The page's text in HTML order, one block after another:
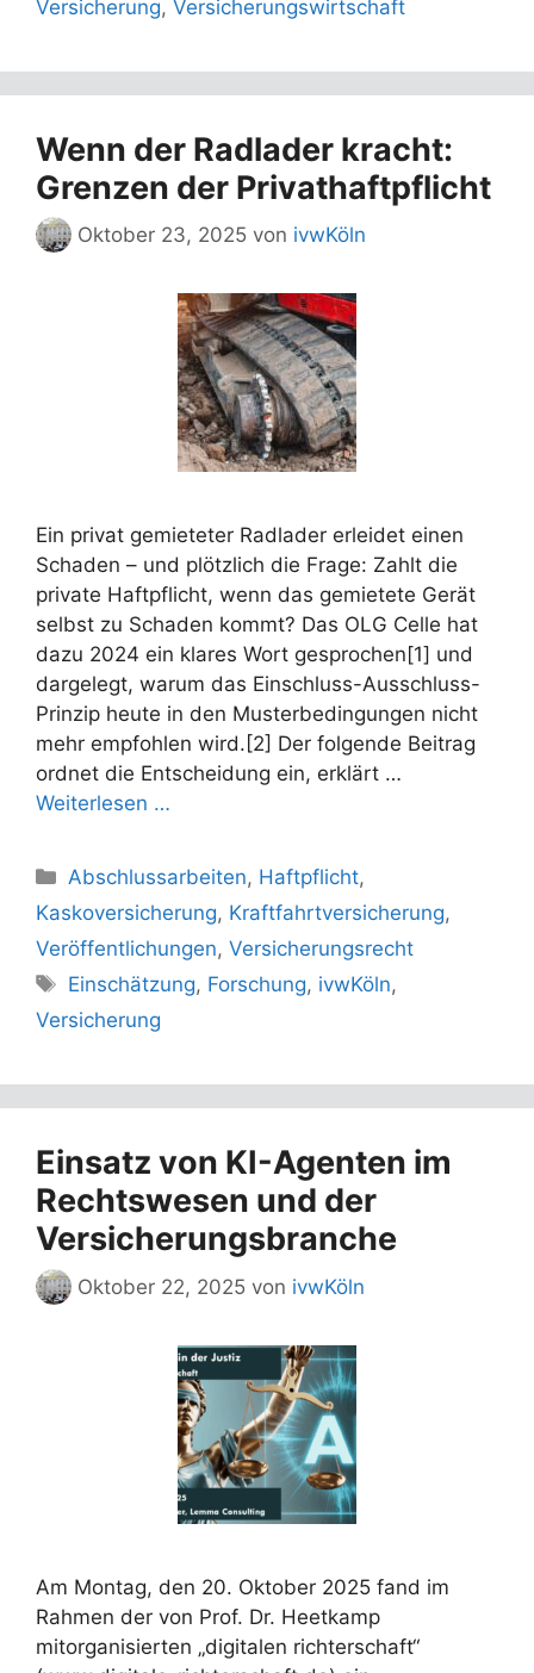
Versicherung, Versicherungswirtschaft
Wenn der Radlader kracht:
Grenzen der Privathaftpflicht
Oktober 23, 2025 von ivwKöln
Ein privat gemieteter Radlader erleidet einen
Schaden – und plötzlich die Frage: Zahlt die
private Haftpflicht, wenn das gemietete Gerät
selbst zu Schaden kommt? Das OLG Celle hat
dazu 2024 ein klares Wort gesprochen[1] und
dargelegt, warum das Einschluss-Ausschluss-
Prinzip heute in den Musterbedingungen nicht
mehr empfohlen wird.[2] Der folgende Beitrag
ordnet die Entscheidung ein, erklärt …
Weiterlesen …
Kategorien
Abschlussarbeiten, Haftpflicht,
Kaskoversicherung, Kraftfahrtversicherung,
Veröffentlichungen, Versicherungsrecht
Schlagwörter
Einschätzung, Forschung, ivwKöln,
Versicherung
Einsatz von KI-Agenten im
Rechtswesen und der
Versicherungsbranche
Oktober 22, 2025 von ivwKöln
Am Montag, den 20. Oktober 2025 fand im
Rahmen der von Prof. Dr. Heetkamp
mitorganisierten „digitalen richterschaft“